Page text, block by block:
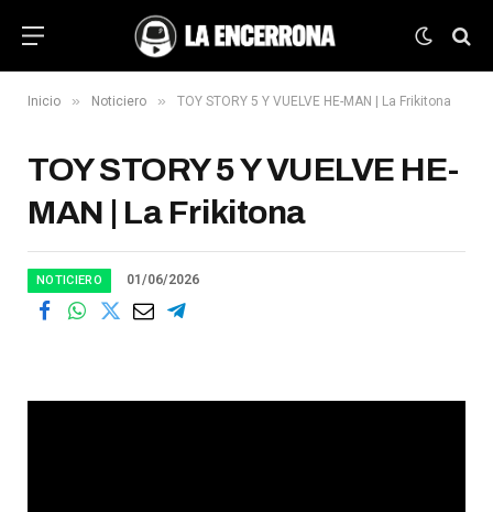
Inicio » Noticiero » TOY STORY 5 Y VUELVE HE-MAN | La Frikitona
TOY STORY 5 Y VUELVE HE-
MAN | La Frikitona
NOTICIERO 01/06/2026